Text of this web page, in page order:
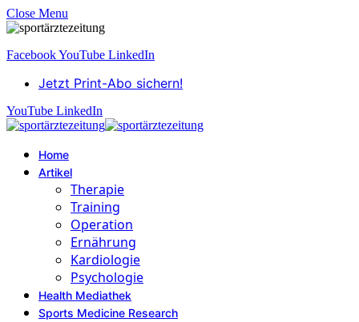
Close Menu
FacebookYouTube LinkedIn
Jetzt Print-Abo sichern!
YouTube LinkedIn
Home
Artikel
Therapie
Training
Operation
Ernährung
Kardiologie
Psychologie
Health Mediathek
Sports Medicine Research